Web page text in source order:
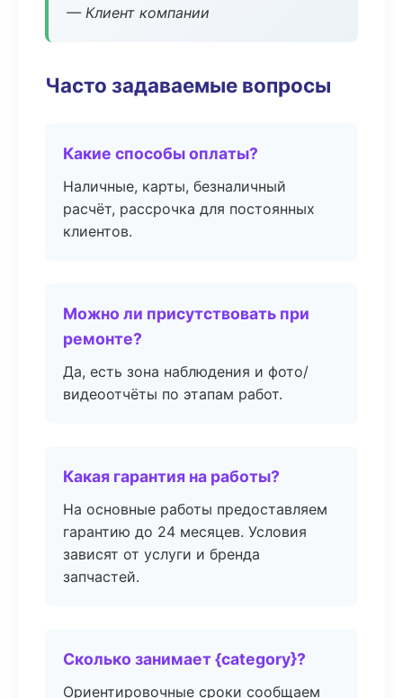
— Клиент компании
Часто задаваемые вопросы
Какие способы оплаты?
Наличные, карты, безналичный
расчёт, рассрочка для постоянных
клиентов.
Можно ли присутствовать при
ремонте?
Да, есть зона наблюдения и фото/
видеоотчёты по этапам работ.
Какая гарантия на работы?
На основные работы предоставляем
гарантию до 24 месяцев. Условия
зависят от услуги и бренда
запчастей.
Сколько занимает {category}?
Ориентировочные сроки сообщаем